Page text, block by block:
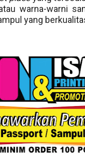
warna-warni
yang